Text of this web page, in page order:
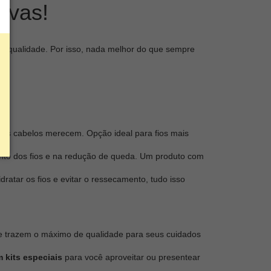
qualidade. Por isso, nada melhor do que sempre
cabelos merecem. Opção ideal para fios mais
dos fios e na redução de queda. Um produto com
os fios e evitar o ressecamento, tudo isso
o máximo de qualidade para seus cuidados
kits especiais para você aproveitar ou presentear